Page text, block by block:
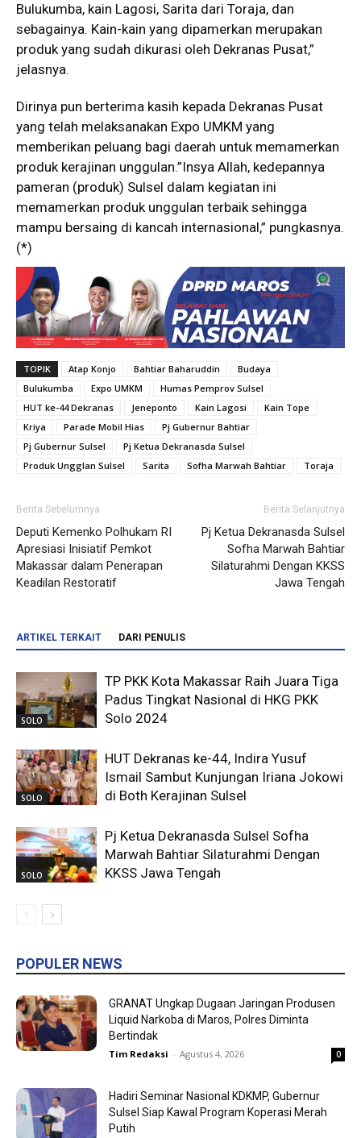
Bulukumba, kain Lagosi, Sarita dari Toraja, dan
sebagainya. Kain-kain yang dipamerkan merupakan
produk yang sudah dikurasi oleh Dekranas Pusat,”
jelasnya.
Dirinya pun berterima kasih kepada Dekranas Pusat
yang telah melaksanakan Expo UMKM yang
memberikan peluang bagi daerah untuk memamerkan
produk kerajinan unggulan.”Insya Allah, kedepannya
pameran (produk) Sulsel dalam kegiatan ini
memamerkan produk unggulan terbaik sehingga
mampu bersaing di kancah internasional,” pungkasnya.
(*)
TOPIK Atap Konjo Bahtiar Baharuddin
Budaya
Bulukumba
Expo UMKM
Humas Pemprov Sulsel
HUT ke-44 Dekranas
Jeneponto Kain Lagosi
Kain Tope
Kriya
Parade Mobil Hias
Pj Gubernur Bahtiar
Pj Gubernur Sulsel
Pj Ketua Dekranasda Sulsel
Produk Ungglan Sulsel
Sarita Sofha Marwah Bahtiar Toraja
Berita Sebelumnya
Deputi Kemenko Polhukam RI
Apresiasi Inisiatif Pemkot
Makassar dalam Penerapan
Keadilan Restoratif
Berita Selanjutnya
Pj Ketua Dekranasda Sulsel
Sofha Marwah Bahtiar
Silaturahmi Dengan KKSS
Jawa Tengah
ARTIKEL TERKAIT DARI PENULIS
SOLO
TP PKK Kota Makassar Raih Juara Tiga
Padus Tingkat Nasional di HKG PKK
Solo 2024
SOLO
HUT Dekranas ke-44, Indira Yusuf
Ismail Sambut Kunjungan Iriana Jokowi
di Both Kerajinan Sulsel
SOLO
Pj Ketua Dekranasda Sulsel Sofha
Marwah Bahtiar Silaturahmi Dengan
KKSS Jawa Tengah
POPULER NEWS
GRANAT Ungkap Dugaan Jaringan Produsen
Liquid Narkoba di Maros, Polres Diminta
Bertindak
Tim Redaksi - Agustus 4, 2026 0
Hadiri Seminar Nasional KDKMP, Gubernur
Sulsel Siap Kawal Program Koperasi Merah
Putih